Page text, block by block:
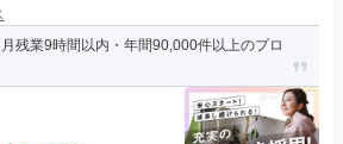
残業9時間以内・年間90,000件以上のプロ